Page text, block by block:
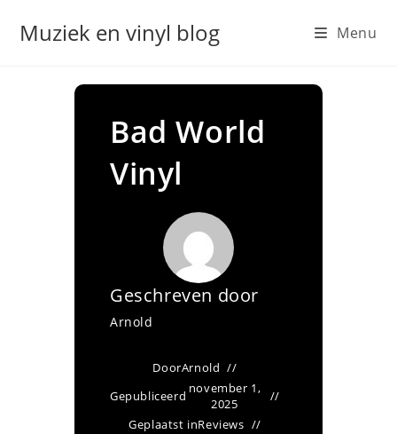
naarMuziek en vinyl blog Menu
Bad World
Vinyl
Geschreven door
Arnold
DoorArnold
Gepubliceerd november 1,
2025
Geplaatst inReviews